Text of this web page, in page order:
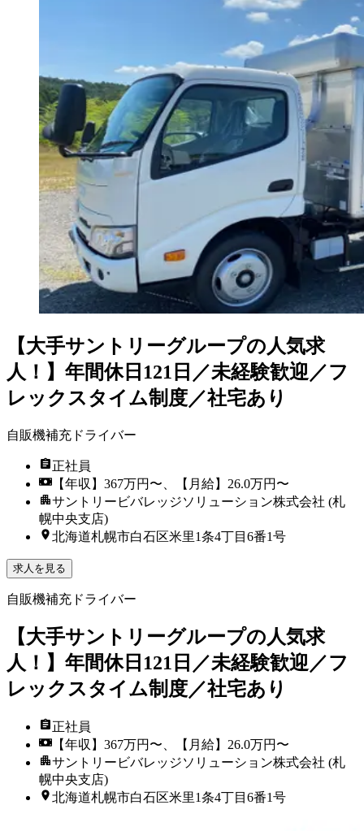
【大手サントリーグループの人気求
人！】年間休日121日／未経験歓迎／フ
レックスタイム制度／社宅あり
自販機補充ドライバー
正社員
【年収】367万円〜、【月給】26.0万円〜
サントリービバレッジソリューション株式会社 (札
幌中央支店)
北海道札幌市白石区米里1条4丁目6番1号
求人を見る
自販機補充ドライバー
【大手サントリーグループの人気求
人！】年間休日121日／未経験歓迎／フ
レックスタイム制度／社宅あり
正社員
【年収】367万円〜、【月給】26.0万円〜
サントリービバレッジソリューション株式会社 (札
幌中央支店)
北海道札幌市白石区米里1条4丁目6番1号